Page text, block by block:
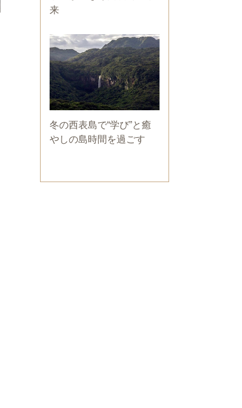
来
冬の西表島で“学び”と癒
やしの島時間を過ごす